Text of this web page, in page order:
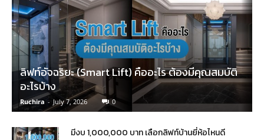
ลิฟท์อัจฉริยะ (Smart Lift) คืออะไร ต้องมีคุณสมบัติ
อะไรบ้าง
Ruchira - July 7, 2026 0
มีงบ 1,000,000 บาท เลือกลิฟท์บ้านยี่ห้อไหนดี